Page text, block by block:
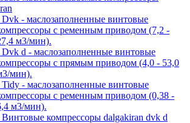
Dvk - маслозаполненные винтовые
с ременным приводом (7,2 -
м3/мин).
Dvk d - маслозаполненные винтовые
с прямым приводом (4,0 - 53,0
мин).
Tidy - маслозаполненные винтовые
с ременным приводом (0,38 -
м3/мин).
Винтовые компрессоры dalgakiran dvk d